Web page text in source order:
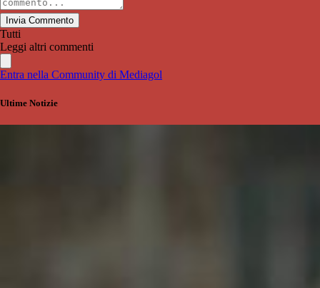
Invia Commento
Tutti
Leggi altri commenti
Entra nella Community di Mediagol
Ultime Notizie